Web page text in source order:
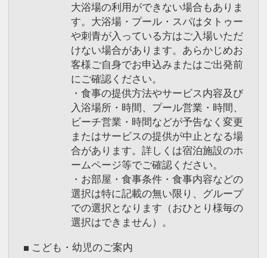
大浴場の利用ができない場合もありま
す。大浴場・プール・スパはタトゥー
や刺青が入っている方はご入場いただ
けない場合があります。あらかじめお
客様ご自身でお申込みまたはご出発前
にご確認ください。
・食事の提供方法やサービス内容及び
入浴場所・時間、プール営業・時間、
ビーチ営業・時間などが予告なく変更
またはサービスの提供が中止となる場
合があります。詳しくは宿泊施設のホ
ームページ等でご確認ください。
・お部屋・食事条件・食事内容などの
選択は特に記載の無い限り、グループ
での選択となります（おひとり様毎の
選択はできません）。
■ こども・幼児のご案内